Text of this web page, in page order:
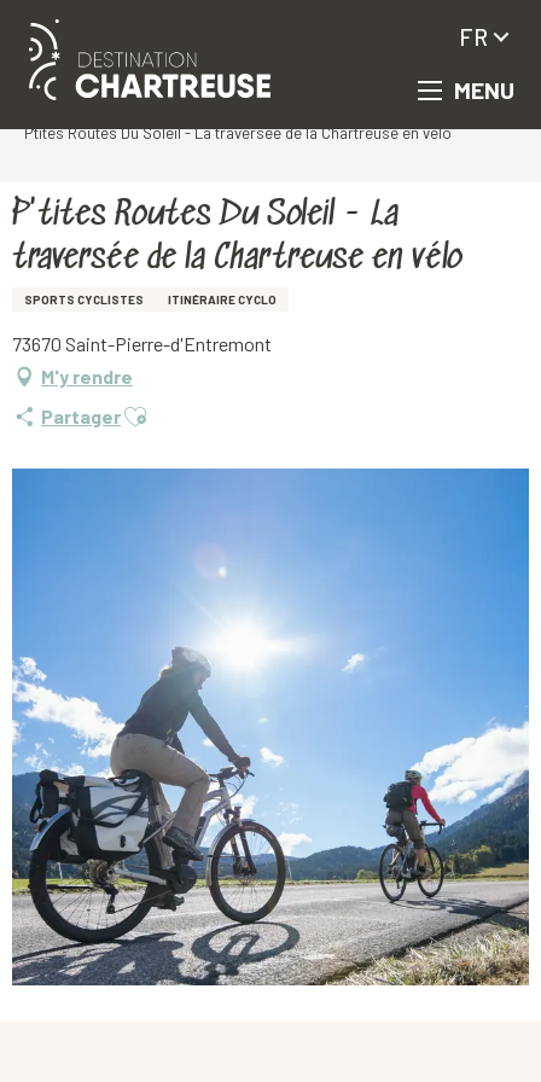
Aller
MENU
FR
P'tites Routes Du Soleil - La traversée de la Chartreuse en vélo
P'tites Routes Du Soleil - La
traversée de la Chartreuse en vélo
SPORTS CYCLISTES ITINÉRAIRE CYCLO
73670 Saint-Pierre-d'Entremont
M'y rendre
PartagerAjouter aux favoris